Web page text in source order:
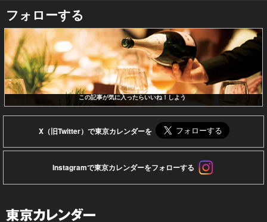
フォローする
この記事が気に入ったらいいね！しよう
X（旧Twitter）で東京カレンダーを
Instagramで東京カレンダーをフォローする